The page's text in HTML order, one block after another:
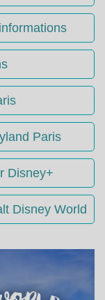
Paris
Disney+
Disney World